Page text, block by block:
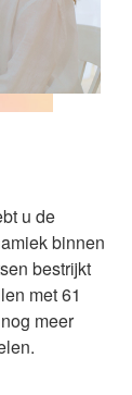
u de
binnen
bestrijkt
met 61
meer